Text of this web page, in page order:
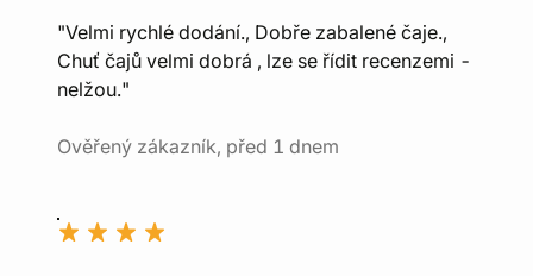
"Velmi rychlé dodání., Dobře zabalené čaje.,
Chuť čajů velmi dobrá , lze se řídit recenzemi -
nelžou."
Ověřený zákazník, před 1 dnem